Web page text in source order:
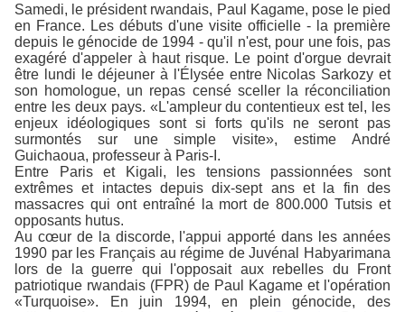
Samedi, le président rwandais, Paul Kagame, pose le pied
en France. Les débuts d'une visite officielle - la première
depuis le génocide de 1994 - qu'il n'est, pour une fois, pas
exagéré d'appeler à haut risque. Le point d'orgue devrait
être lundi le déjeuner à l'Élysée entre Nicolas Sarkozy et
son homologue, un repas censé sceller la réconciliation
entre les deux pays. «L'ampleur du contentieux est tel, les
enjeux idéologiques sont si forts qu'ils ne seront pas
surmontés sur une simple visite», estime André
Guichaoua, professeur à Paris-I.
Entre Paris et Kigali, les tensions passionnées sont
extrêmes et intactes depuis dix-sept ans et la fin des
massacres qui ont entraîné la mort de 800.000 Tutsis et
opposants hutus.
Au cœur de la discorde, l'appui apporté dans les années
1990 par les Français au régime de Juvénal Habyarimana
lors de la guerre qui l'opposait aux rebelles du Front
patriotique rwandais (FPR) de Paul Kagame et l'opération
«Turquoise». En juin 1994, en plein génocide, des